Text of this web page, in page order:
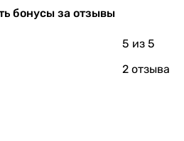
бонусы за отзывы
5 из 5
2 отзыва